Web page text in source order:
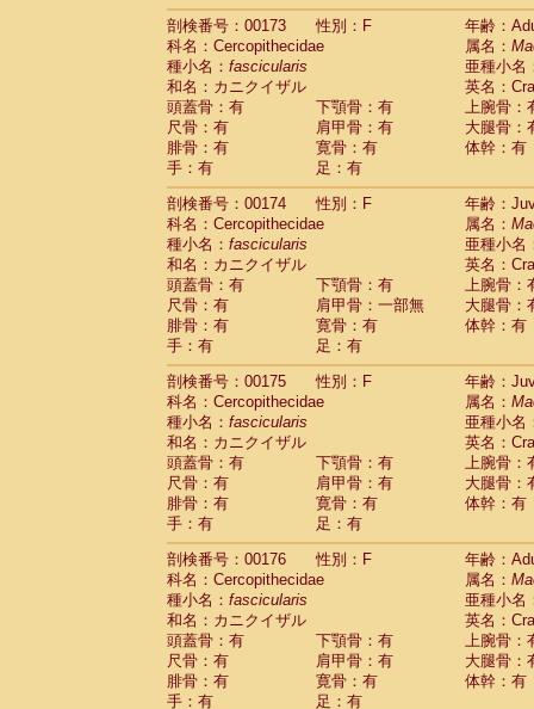
剖検番号：00173
性別：F
年齢：
科名：Cercopithecidae
属名：
種小名： fascicularis
亜種小名
和名：カニクイザル
英名：
頭蓋骨：有
下顎骨：有
上腕骨：
尺骨：有
肩甲骨：有
大腿骨：
腓骨：有
寛骨：有
体幹：有
手：有
足：有
剖検番号：00174
性別：F
年齢：
科名：Cercopithecidae
属名：
種小名： fascicularis
亜種小名
和名：カニクイザル
英名：
頭蓋骨：有
下顎骨：有
上腕骨：
尺骨：有
肩甲骨：一部無
大腿骨：
腓骨：有
寛骨：有
体幹：有
手：有
足：有
剖検番号：00175
性別：F
年齢：
科名：Cercopithecidae
属名：
種小名： fascicularis
亜種小名
和名：カニクイザル
英名：
頭蓋骨：有
下顎骨：有
上腕骨：
尺骨：有
肩甲骨：有
大腿骨：
腓骨：有
寛骨：有
体幹：有
手：有
足：有
剖検番号：00176
性別：F
年齢：
科名：Cercopithecidae
属名：
種小名： fascicularis
亜種小名
和名：カニクイザル
英名：
頭蓋骨：有
下顎骨：有
上腕骨：
尺骨：有
肩甲骨：有
大腿骨：
腓骨：有
寛骨：有
体幹：有
手：有
足：有